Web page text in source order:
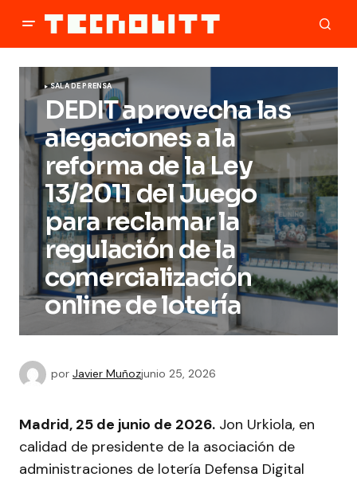
SALA DE PRENSA
DEDIT aprovecha las
alegaciones a la
reforma de la Ley
13/2011 del Juego
para reclamar la
regulación de la
comercialización
online de lotería
por Javier Muñozjunio 25, 2026
Madrid, 25 de junio de 2026. Jon Urkiola, en
calidad de presidente de la asociación de
administraciones de lotería Defensa Digital